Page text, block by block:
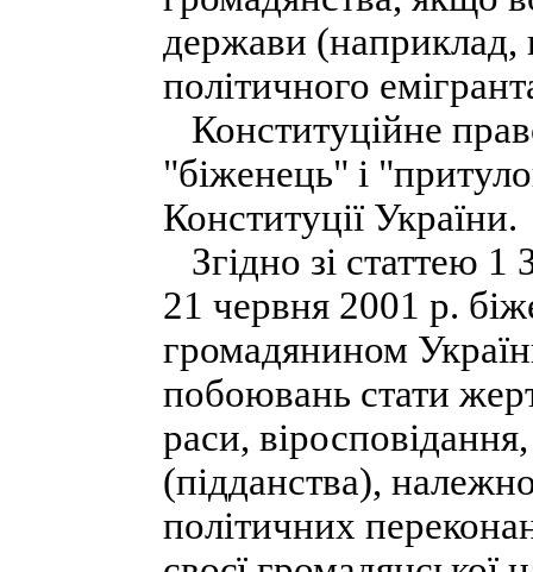
держави (наприклад,
політичного
Конституційне
"біженець" і
Конституції України.
Згідно зі статтею
21 червня 2001 р.
громадянином
побоювань стати
раси,
(підданства),
політичних